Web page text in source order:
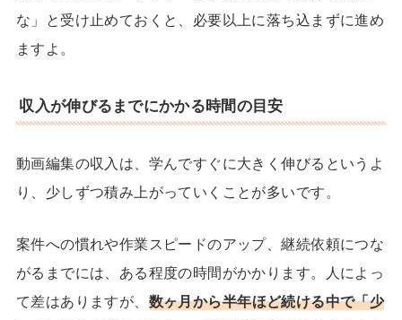
な」と受け止めておくと、必要以上に落ち込まずに進め
ますよ。
収入が伸びるまでにかかる時間の目安
動画編集の収入は、学んですぐに大きく伸びるというよ
り、少しずつ積み上がっていくことが多いです。
案件への慣れや作業スピードのアップ、継続依頼につな
がるまでには、ある程度の時間がかかります。人によっ
て差はありますが、 数ヶ月から半年ほど続ける中で「少